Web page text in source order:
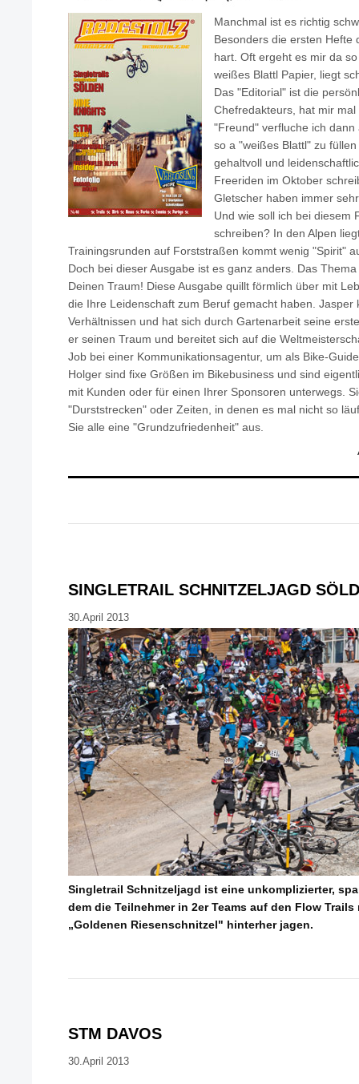
Manchmal ist es richtig
Besonders die ersten Hefte
hart. Oft ergeht es mir da
weißes Blattl Papier, liegt
Das "Editorial" ist die
Chefredakteurs, hat mir
"Freund" verfluche ich
so a "weißes Blattl" zu
gehaltvoll und
Freeriden im Oktober
Gletscher haben immer
Und wie soll ich bei diesem
schreiben? In den Alpen
Trainingsrunden auf Forststraßen kommt wenig "Spirit"
Doch bei dieser Ausgabe ist es ganz anders. Das
Deinen Traum! Diese Ausgabe quillt förmlich über mit
die Ihre Leidenschaft zum Beruf gemacht haben. Jasper
Verhältnissen und hat sich durch Gartenarbeit seine
er seinen Traum und bereitet sich auf die
Job bei einer Kommunikationsagentur, um als Bike-
Holger sind fixe Größen im Bikebusiness und sind
mit Kunden oder für einen Ihrer Sponsoren unterwegs.
"Durststrecken" oder Zeiten, in denen es mal nicht so
Sie alle eine "Grundzufriedenheit" aus.
SINGLETRAIL SCHNITZELJAGD
30.April 2013
Singletrail Schnitzeljagd ist eine unkomplizierter,
dem die Teilnehmer in 2er Teams auf den Flow
„Goldenen Riesenschnitzel" hinterher jagen.
STM DAVOS
30.April 2013